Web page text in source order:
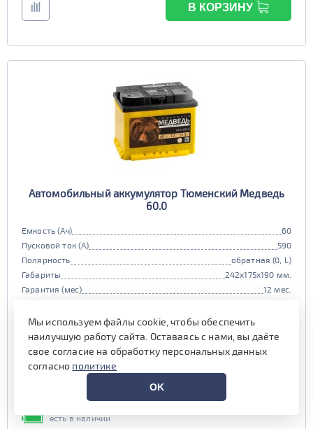
В КОРЗИНУ
Автомобильный аккумулятор Тюменский Медведь
60.0
Емкость (Ач)
60
Пусковой ток (А)
590
Полярность
обратная (0, L)
Габариты
242x175x190 мм.
Гарантия (мес)
12 мес.
при обмене старой АКБ
аналогичного типоразмера
7 390 руб.
есть в наличии
Мы используем файлы cookie, чтобы обеспечить
наилучшую работу сайта. Оставаясь с нами, вы даёте
свое согласие на обработку персональных данных
согласно политике
OK